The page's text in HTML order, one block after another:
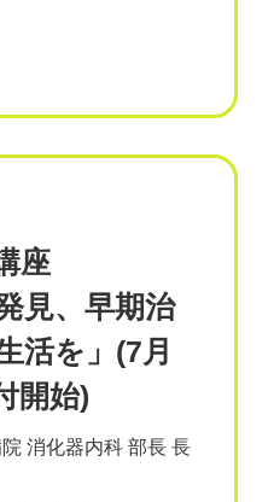
座
見、早期治
活を」(7月
開始)
消化器内科 部長 長